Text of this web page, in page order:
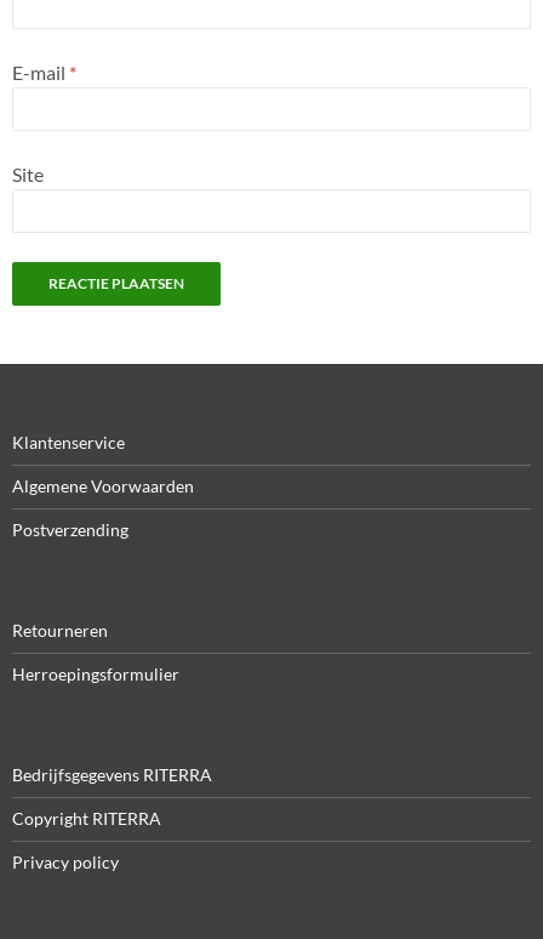
E-mail *
Site
Klantenservice
Algemene Voorwaarden
Postverzending
Retourneren
Herroepingsformulier
Bedrijfsgegevens RITERRA
Copyright RITERRA
Privacy policy